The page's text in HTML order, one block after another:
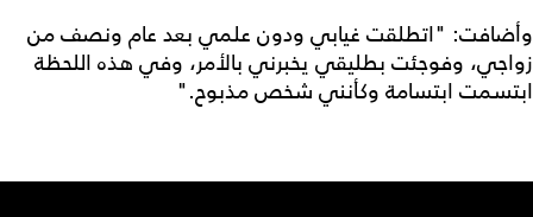
وأضافت: "اتطلقت غيابي ودون علمي بعد عام ونصف من
زواجي، وفوجئت بطليقي يخبرني بالأمر، وفي هذه اللحظة
ابتسمت ابتسامة وكأنني شخص مذبوح."